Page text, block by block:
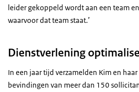
leider gekoppeld wordt aan een team
waarvoor dat team staat.’
Dienstverlening
In een jaar tijd verzamelden Kim en
bevindingen van meer dan 150